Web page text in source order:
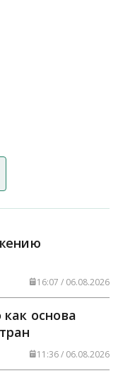
16:07 / 06.08.2026
как основа
11:36 / 06.08.2026